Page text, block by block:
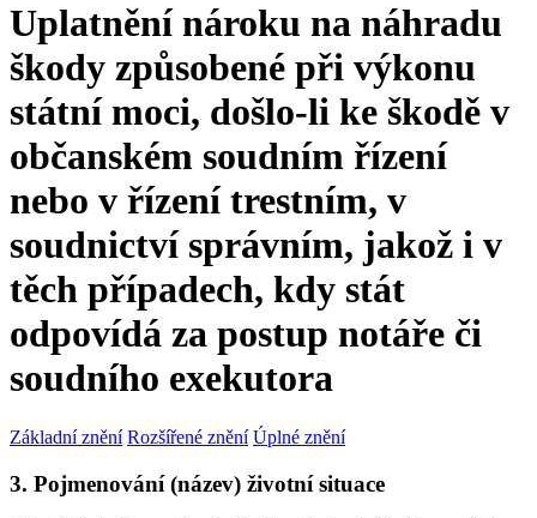
Uplatnění nároku na náhradu
škody způsobené při výkonu
státní moci, došlo-li ke škodě v
občanském soudním řízení
nebo v řízení trestním, v
soudnictví správním, jakož i v
těch případech, kdy stát
odpovídá za postup notáře či
soudního exekutora
Základní znění Rozšířené znění Úplné znění
3. Pojmenování (název) životní situace